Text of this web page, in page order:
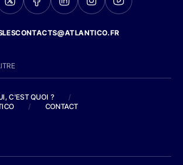
C'EST QUOI ?
/
/ CONTACT